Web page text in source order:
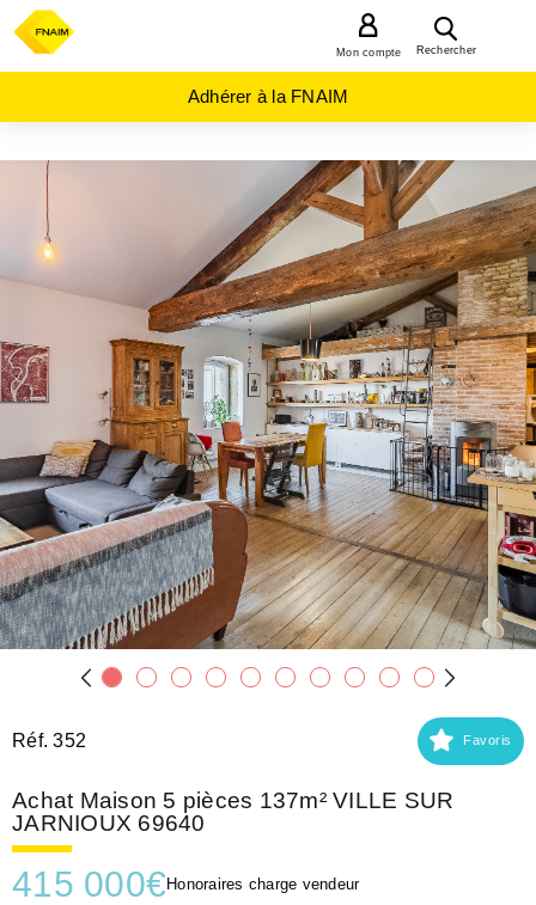
Rechercher
Mon compte
Adhérer à la FNAIM
MAISON
AUVERGNE-
RHÔNE-
ALPES
SUR
JARNIOUX
(69640)
Réf. 352 Favoris
Achat Maison 5 pièces 137m² VILLE SUR
JARNIOUX 69640
415 000€ Honoraires charge vendeur